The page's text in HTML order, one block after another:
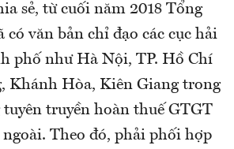
sẻ, từ cuối năm 2018 Tổng
có văn bản chỉ đạo các cục hải
phố như Hà Nội, TP. Hồ Chí
Khánh Hòa, Kiên Giang trong
tuyên truyền hoàn thuế GTGT
Theo đó, phải phối hợp